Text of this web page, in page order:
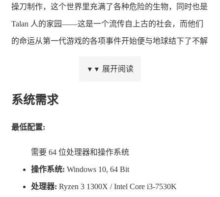
操刀制作，这个世界里充满了各种危险的生物，同时也是
Talan 人的家园——这是一个流传自上古的社会，而他们
的命运从第一代游戏的各项事件开始便与地球结下了不解
持着 90 年代那冷峻而又不失幽默性格特点——然而，其
身处的世界已经彻底发生了变化，而他也将同样展现出不
▼▼ 展开阅读
系统需求
最低配置:
需要 64 位处理器和操作系统
操作系统: Windows 10, 64 Bit
处理器: Ryzen 3 1300X / Intel Core i3-7530K